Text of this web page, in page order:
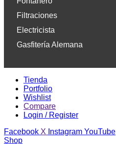
Filtraciones
Electricista
Gasfitería Alemana
Tienda
Portfolio
Wishlist
Compare
Login / Register
Facebook X Instagram YouTube
Shop